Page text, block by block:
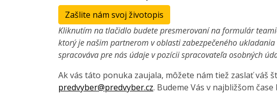
Zašlite nám svoj životopis
Kliknutím na tlačidlo budete presmerovaní na formulár
ktorý je našim partnerom v oblasti zabezpečeného
spracováva pre nás údaje v pozícii spracovateľa osobných
Ak vás táto ponuka zaujala, môžete nám tiež zaslať váš
predvyber@predvyber.cz. Budeme Vás v najbližšom